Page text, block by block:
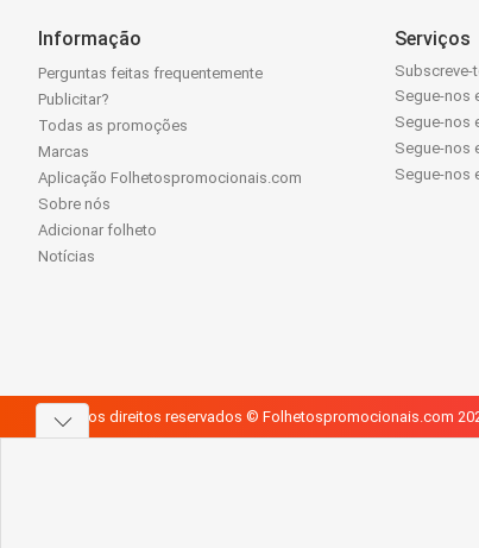
Informação
Perguntas feitas frequentemente
Publicitar?
Todas as promoções
Marcas
Aplicação Folhetospromocionais.com
Sobre nós
Adicionar folheto
Notícias
Serviços
Subscreve-
Segue-nos
Segue-nos
Segue-nos
Segue-nos
Todos os direitos reservados © Folhetospromocionais.com